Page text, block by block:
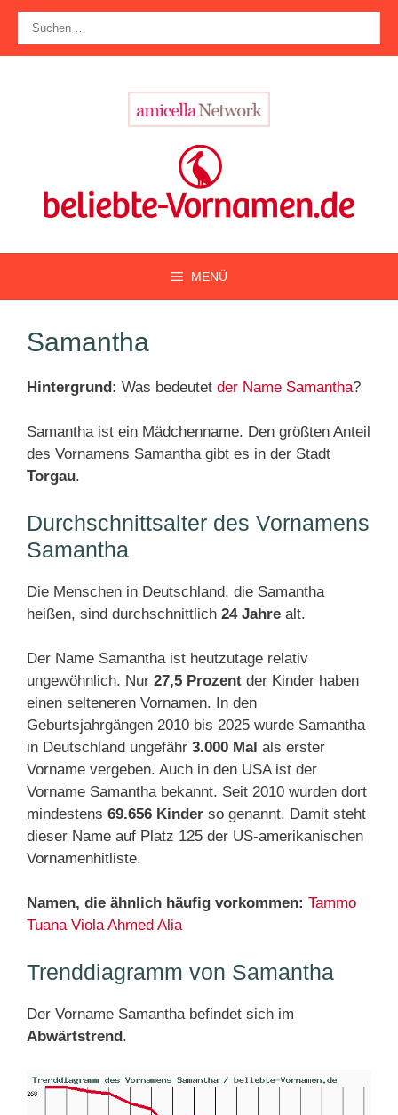
Zum
Inhalt
springen
nach:
MENÜ
Samantha
Hintergrund: Was bedeutet der Name Samantha?
Samantha ist ein Mädchenname. Den größten Anteil
des Vornamens Samantha gibt es in der Stadt
Torgau.
Durchschnittsalter des Vornamens
Samantha
Die Menschen in Deutschland, die Samantha
heißen, sind durchschnittlich 24 Jahre alt.
Der Name Samantha ist heutzutage relativ
ungewöhnlich. Nur 27,5 Prozent der Kinder haben
einen selteneren Vornamen. In den
Geburtsjahrgängen 2010 bis 2025 wurde Samantha
in Deutschland ungefähr 3.000 Mal als erster
Vorname vergeben. Auch in den USA ist der
Vorname Samantha bekannt. Seit 2010 wurden dort
mindestens 69.656 Kinder so genannt. Damit steht
dieser Name auf Platz 125 der US-amerikanischen
Vornamenhitliste.
Namen, die ähnlich häufig vorkommen: Tammo
Tuana Viola Ahmed Alia
Trenddiagramm von Samantha
Der Vorname Samantha befindet sich im
Abwärtstrend.